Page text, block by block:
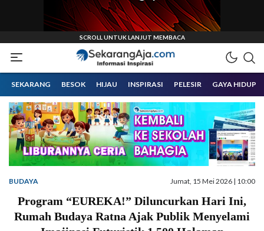
Sekarangaja
Informasi Inspirasi Malang Raya
SEKARANG BESOK HIJAU INSPIRASI PELESIR GAYA HIDUP
BUDAYA Jumat, 15 Mei 2026 | 10:00
Program “EUREKA!” Diluncurkan Hari Ini,
Rumah Budaya Ratna Ajak Publik Menyelami